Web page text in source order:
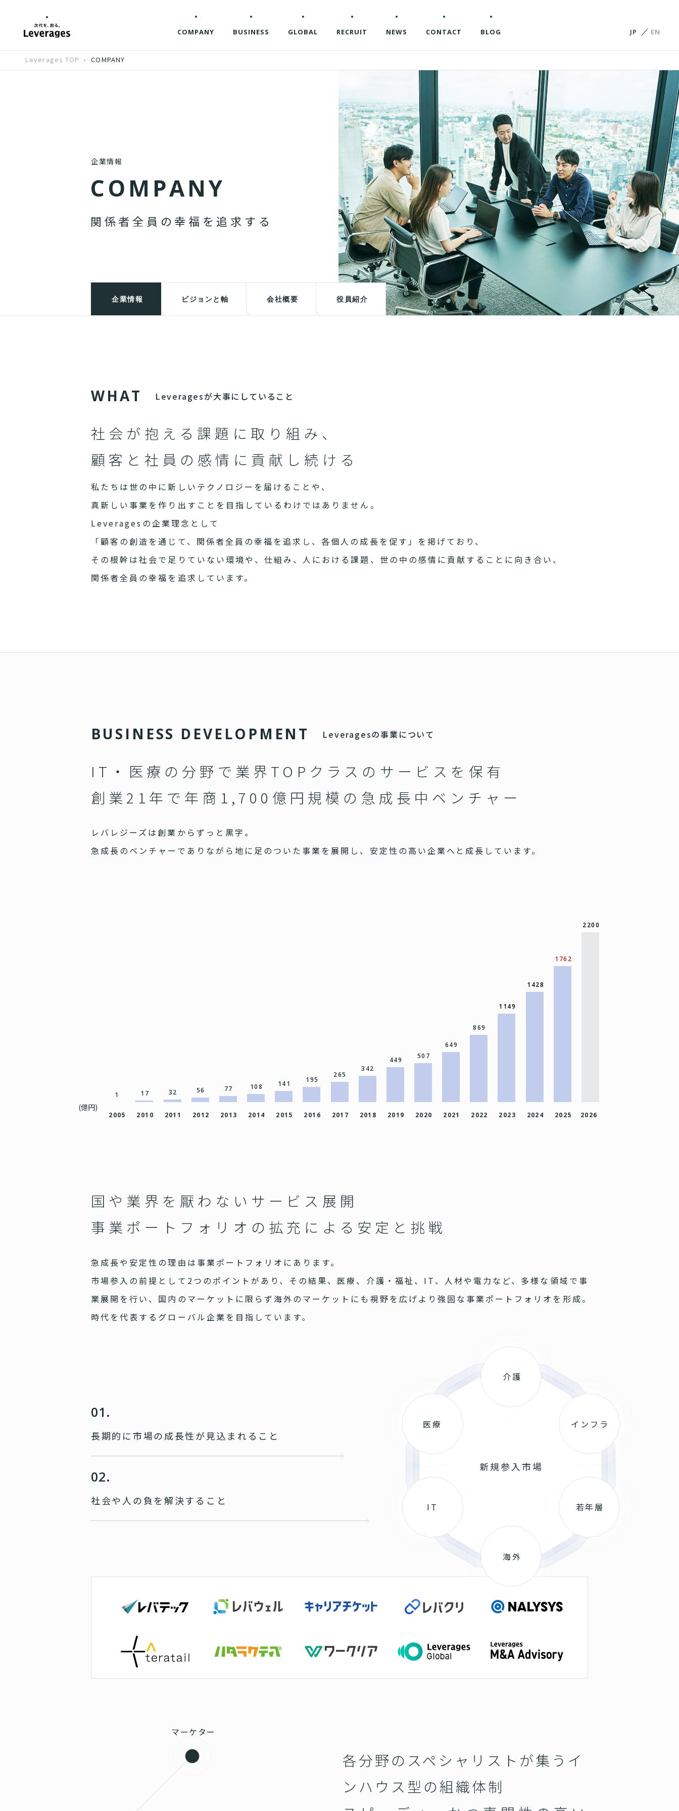
COMPANY BUSINESS GLOBAL RECRUIT NEWS CONTACT BLOG JP EN
Leverages TOP COMPANY
企業情報
CO M PANY
関 係者 全 員 の 幸 福 を 追 求 す る
企業情報 ビジョンと軸 会社概要 役員紹介
企業情報 ビジョンと軸 役員紹介
WHAT Leveragesが大事にしていること
社会が抱える課題に取り組み、
顧客と社員の感情に貢献し続ける
私たちは世の中に新しいテクノロジーを届けることや、
真新しい事業を作り出すことを目指しているわけではありません。
Leveragesの企業理念として
「顧客の創造を通じて、関係者全員の幸福を追求し、各個人の成長を促す」を掲げており、
その根幹は社会で足りていない環境や、仕組み、人における課題、世の中の感情に貢献することに向き合い、
関係者全員の幸福を追求しています。
BUS I N ESS D EVE LO P M EN T Leveragesの事業について
IT・医療の分野で業界TOPクラスのサービスを保有
創業21年で年商1,700億円規模の急成長中ベンチャー
レバレジーズは創業からずっと黒字。
急成長のベンチャーでありながら地に足のついた事業を展開し、安定性の高い企業へと成長しています。
(億円)
1
2005
17
2010
32
2011
56
2012
77
2013
108
2014
141
2015
195
2016
265
2017
342
2018
449
2019
507
2020
649
2021
869
2022
1149
2023
1428
2024
1762
2025
2200
2026
国や業界を厭わないサービス展開
事業ポートフォリオの拡充による安定と挑戦
急成長や安定性の理由は事業ポートフォリオにあります。
市場参入の前提として2つのポイントがあり、その結果、医療、介護・福祉、IT、人材や電力など、多様な領域で事
業展開を行い、国内のマーケットに限らず海外のマーケットにも視野を広げより強固な事業ポートフォリオを形成。
時代を代表するグローバル企業を目指しています。
01.
長期的に市場の成長性が 見込まれること
02.
社会や人の負を解決すること
新規参入市場
介護
インフラ
若年層
海外
IT
医療
マーケター
各分野のスペシャリストが集うイ
ンハウス型の組織体制